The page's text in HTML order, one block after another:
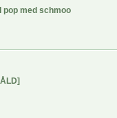
pop med schmoo